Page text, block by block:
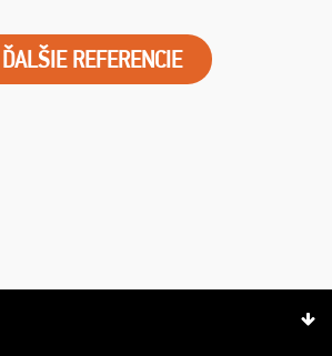
ĎALŠIE REFERENCIE